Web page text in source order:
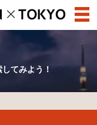
てみよう！